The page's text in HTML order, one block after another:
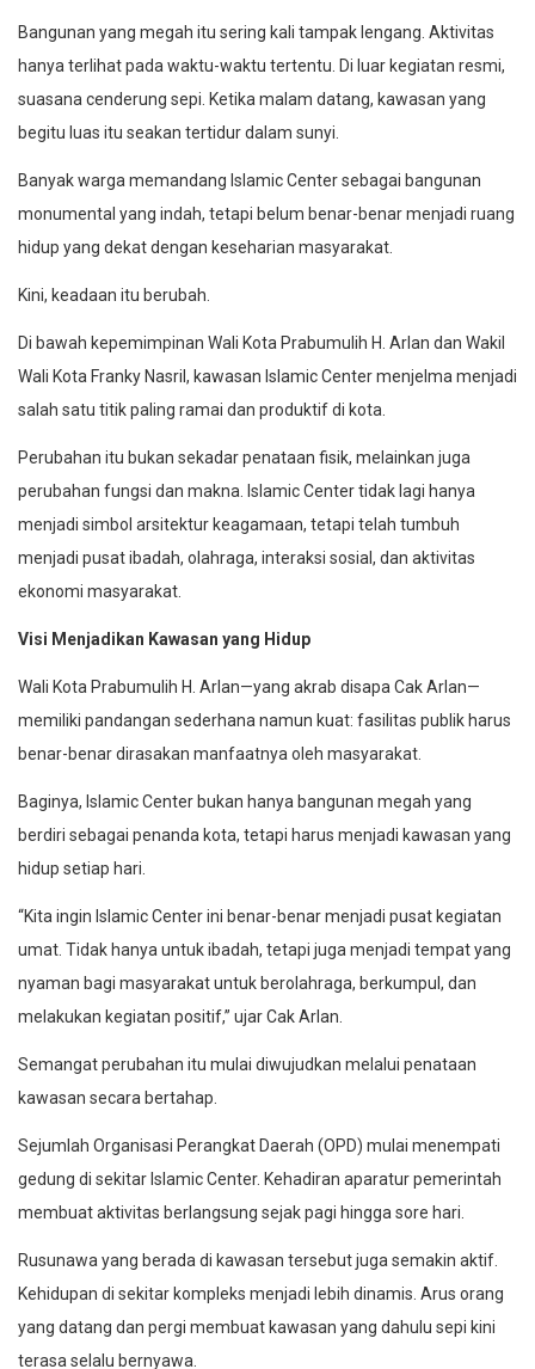
Bangunan yang megah itu sering kali tampak lengang. Aktivitas
hanya terlihat pada waktu-waktu tertentu. Di luar kegiatan resmi,
suasana cenderung sepi. Ketika malam datang, kawasan yang
begitu luas itu seakan tertidur dalam sunyi.
Banyak warga memandang Islamic Center sebagai bangunan
monumental yang indah, tetapi belum benar-benar menjadi ruang
hidup yang dekat dengan keseharian masyarakat.
Kini, keadaan itu berubah.
Di bawah kepemimpinan Wali Kota Prabumulih H. Arlan dan Wakil
Wali Kota Franky Nasril, kawasan Islamic Center menjelma menjadi
salah satu titik paling ramai dan produktif di kota.
Perubahan itu bukan sekadar penataan fisik, melainkan juga
perubahan fungsi dan makna. Islamic Center tidak lagi hanya
menjadi simbol arsitektur keagamaan, tetapi telah tumbuh
menjadi pusat ibadah, olahraga, interaksi sosial, dan aktivitas
ekonomi masyarakat.
Visi Menjadikan Kawasan yang Hidup
Wali Kota Prabumulih H. Arlan—yang akrab disapa Cak Arlan—
memiliki pandangan sederhana namun kuat: fasilitas publik harus
benar-benar dirasakan manfaatnya oleh masyarakat.
Baginya, Islamic Center bukan hanya bangunan megah yang
berdiri sebagai penanda kota, tetapi harus menjadi kawasan yang
hidup setiap hari.
“Kita ingin Islamic Center ini benar-benar menjadi pusat kegiatan
umat. Tidak hanya untuk ibadah, tetapi juga menjadi tempat yang
nyaman bagi masyarakat untuk berolahraga, berkumpul, dan
melakukan kegiatan positif,” ujar Cak Arlan.
Semangat perubahan itu mulai diwujudkan melalui penataan
kawasan secara bertahap.
Sejumlah Organisasi Perangkat Daerah (OPD) mulai menempati
gedung di sekitar Islamic Center. Kehadiran aparatur pemerintah
membuat aktivitas berlangsung sejak pagi hingga sore hari.
Rusunawa yang berada di kawasan tersebut juga semakin aktif.
Kehidupan di sekitar kompleks menjadi lebih dinamis. Arus orang
yang datang dan pergi membuat kawasan yang dahulu sepi kini
terasa selalu bernyawa.